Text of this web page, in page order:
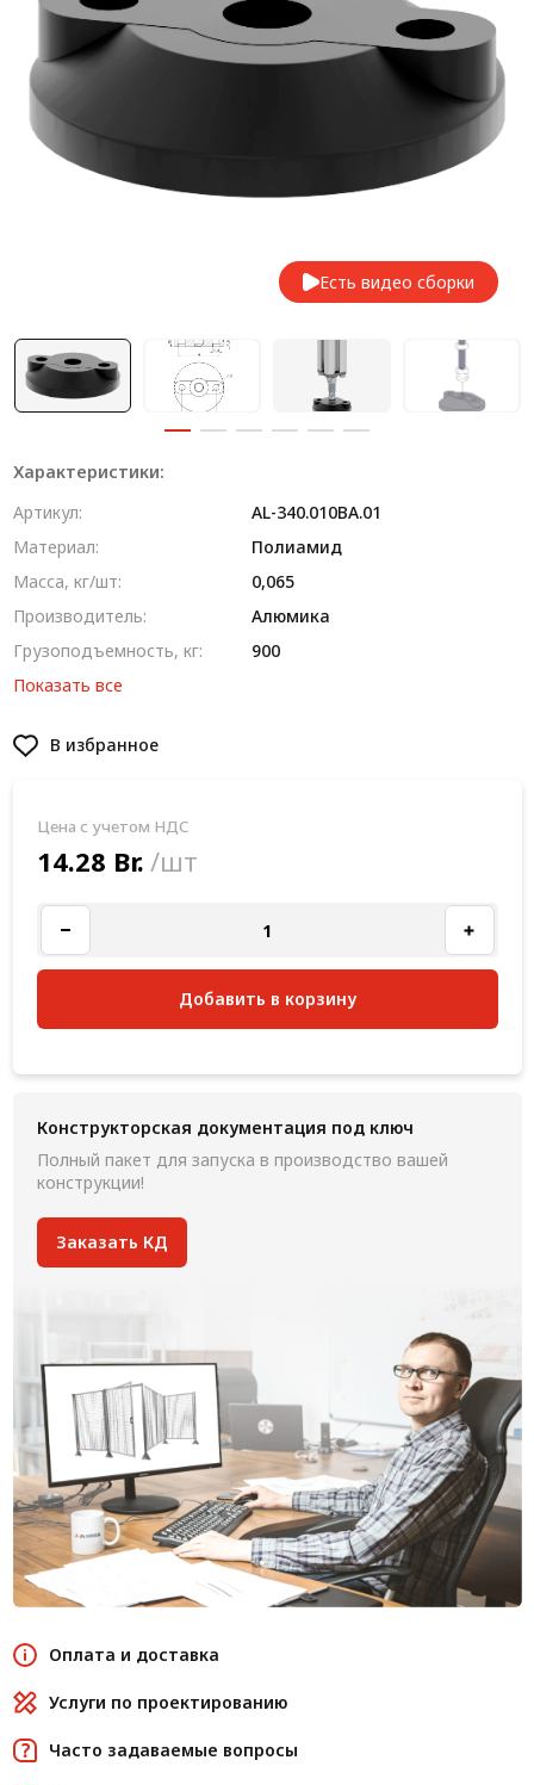
Система V-паза NEW!
Алюминиевые промышленные ограждения
Алюминиевая промышленная мебель
Крейты и кассеты Subrack systems
Метрический крепеж
Конструкции из профиля
Есть видео сборки
Характеристики:
Артикул:
AL-340.010BA.01
Материал:
Полиамид
Масса, кг/шт:
0,065
Производитель:
Алюмика
Грузоподъемность, кг:
900
Показать все
В избранное
Цена с учетом НДС
14.28 Br. /шт
Добавить в корзину
Конструкторская документация под ключ
Полный пакет для запуска в производство вашей
конструкции!
Заказать КД
Оплата и доставка
Услуги по проектированию
Часто задаваемые вопросы